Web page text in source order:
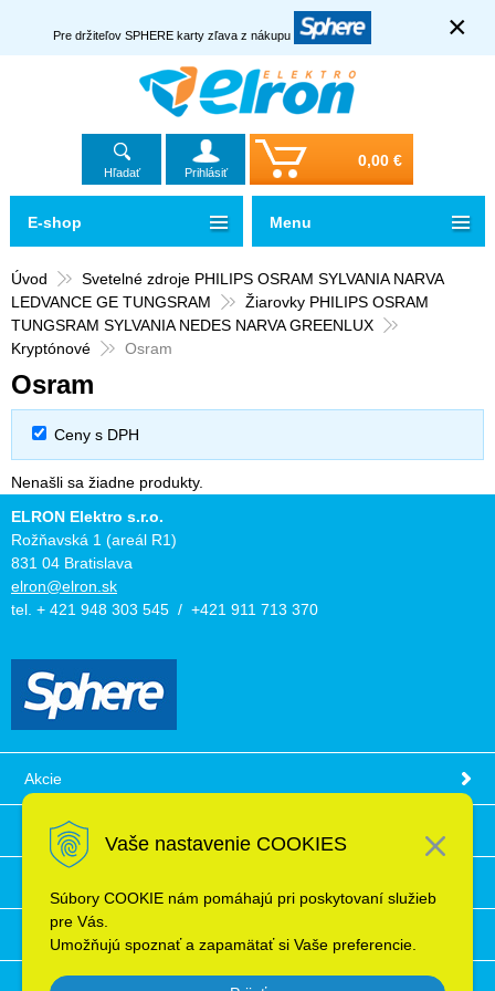
Vaše nastavenie COOKIES
Súbory COOKIE nám pomáhajú pri poskytovaní služieb
pre Vás.
Umožňujú spoznať a zapamätať si Vaše preferencie.
Pre držiteľov SPHERE karty zľava z nákupu ×
Hľadať Prihlásiť
0,00 €
Úvod
Svetelné zdroje PHILIPS OSRAM SYLVANIA NARVA
LEDVANCE GE TUNGSRAM
Žiarovky PHILIPS OSRAM
TUNGSRAM SYLVANIA NEDES NARVA GREENLUX
Kryptónové
Osram
Osram
Ceny s DPH
Nenašli sa žiadne produkty.
E-shop Menu
ELRON Elektro s.r.o.
Rožňavská 1 (areál R1)
831 04 Bratislava
elron@elron.sk
tel. + 421 948 303 545 / +421 911 713 370
Akcie
Obchodné podmienky
Ochrana osobných údajov